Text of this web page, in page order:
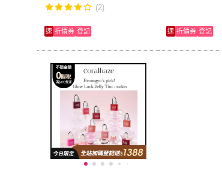
(2)
速 折價券 登記 速 折價券 登記